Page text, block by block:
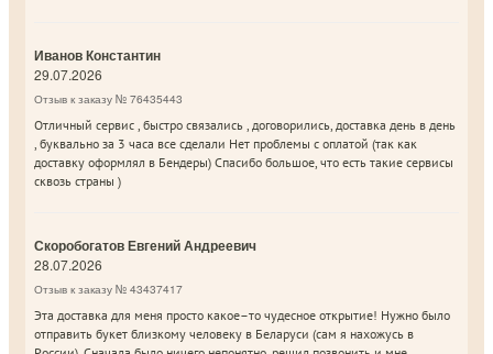
Иванов Константин
29.07.2026
Отзыв к заказу № 76435443
Отличный сервис , быстро связались , договорились, доставка день в день
, буквально за 3 часа все сделали Нет проблемы с оплатой (так как
доставку оформлял в Бендеры) Спасибо большое, что есть такие сервисы
сквозь страны )
Скоробогатов Евгений Андреевич
28.07.2026
Отзыв к заказу № 43437417
Эта доставка для меня просто какое–то чудесное открытие! Нужно было
отправить букет близкому человеку в Беларуси (сам я нахожусь в